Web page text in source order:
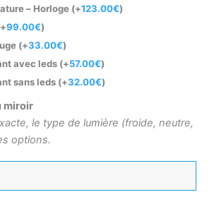
– Horloge (+123.00€)
99.00€)
(+33.00€)
avec leds (+57.00€)
sans leds (+32.00€)
miroir
le type de lumière (froide, neutre,
options.